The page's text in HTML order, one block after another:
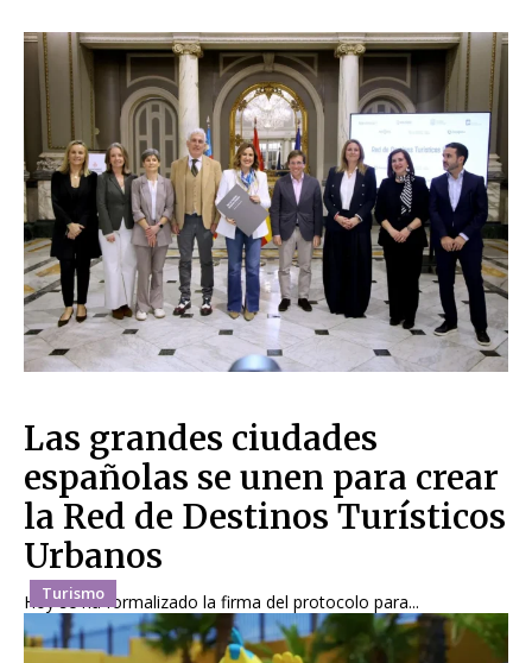
Turismo
Las grandes ciudades
españolas se unen para crear
la Red de Destinos Turísticos
Urbanos
Hoy se ha formalizado la firma del protocolo para...